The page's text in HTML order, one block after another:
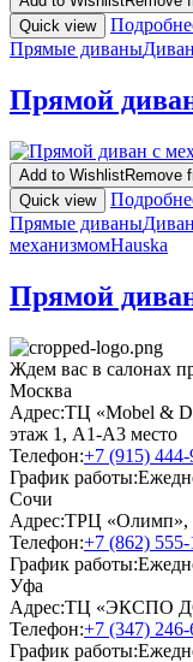
Quick view
Прямые диваны
Прямой
Add to WishlistRemove
Quick view
Прямые диваны
механизмомHauska
Прямой
Ждем вас в салонах
Москва
Адрес:ТЦ «Mobel &
этаж 1, А1-А3 место
Телефон:+7 (915)
График работы:
Сочи
Адрес:ТРЦ «Олимп»,
Телефон:+7 (862)
График работы:
Уфа
Адрес:ТЦ «ЭКСПО
Телефон:+7 (347)
График работы: